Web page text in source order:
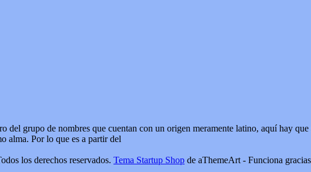
del grupo de nombres que cuentan con un origen meramente latino, aquí hay
alma. Por lo que es a partir del
los derechos reservados. Tema Startup Shop de aThemeArt - Funciona